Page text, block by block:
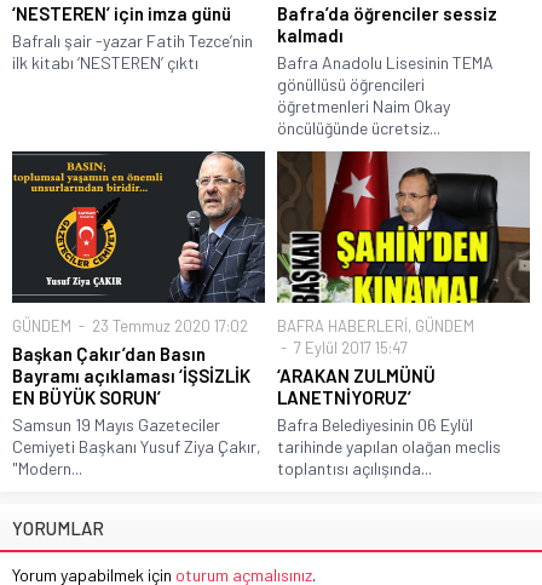
‘NESTEREN’ için imza günü
Bafralı şair -yazar Fatih Tezce’nin
ilk kitabı ‘NESTEREN’ çıktı
Bafra’da öğrenciler sessiz
kalmadı
Bafra Anadolu Lisesinin TEMA
gönüllüsü öğrencileri
öğretmenleri Naim Okay
öncülüğünde ücretsiz...
GÜNDEM 23 Temmuz 2020 17:02
Başkan Çakır’dan Basın
Bayramı açıklaması ‘İŞSİZLİK
EN BÜYÜK SORUN’
Samsun 19 Mayıs Gazeteciler
Cemiyeti Başkanı Yusuf Ziya Çakır,
"Modern...
BAFRA HABERLERİ, GÜNDEM
7 Eylül 2017 15:47
‘ARAKAN ZULMÜNÜ
LANETNİYORUZ’
Bafra Belediyesinin 06 Eylül
tarihinde yapılan olağan meclis
toplantısı açılışında...
YORUMLAR
Yorum yapabilmek için oturum açmalısınız.